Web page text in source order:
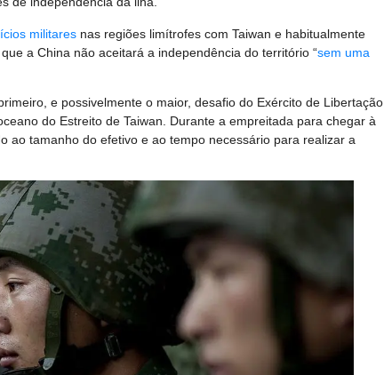
militares nas regiões limítrofes com Taiwan e habitualmente
a China não aceitará a independência do território “sem uma
e possivelmente o maior, desafio do Exército de Libertação
do Estreito de Taiwan. Durante a empreitada para chegar à
ao tamanho do efetivo e ao tempo necessário para realizar a